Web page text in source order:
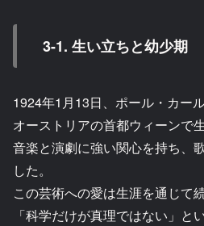
3-1. 生い立ちと幼少期
1924年1月13日、ポール・カー
オーストリアの首都ウィーンで
音楽と演劇に強い関心を持ち、
した。
この芸術への愛は生涯を通じて
「科学だけが真理ではない」と